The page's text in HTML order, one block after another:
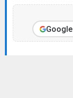
Google